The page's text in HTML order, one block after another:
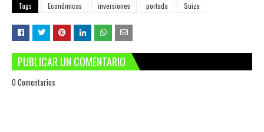
Tags Económicas inversiones portada Suiza
PUBLICAR UN COMENTARIO
0 Comentarios